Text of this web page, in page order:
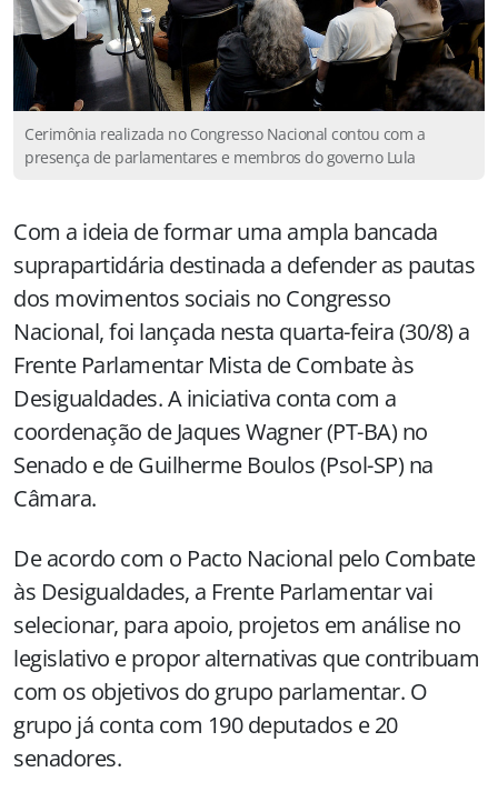
Cerimônia realizada no Congresso Nacional contou com a
presença de parlamentares e membros do governo Lula
Com a ideia de formar uma ampla bancada
suprapartidária destinada a defender as pautas
dos movimentos sociais no Congresso
Nacional, foi lançada nesta quarta-feira (30/8) a
Frente Parlamentar Mista de Combate às
Desigualdades. A iniciativa conta com a
coordenação de Jaques Wagner (PT-BA) no
Senado e de Guilherme Boulos (Psol-SP) na
Câmara.
De acordo com o Pacto Nacional pelo Combate
às Desigualdades, a Frente Parlamentar vai
selecionar, para apoio, projetos em análise no
legislativo e propor alternativas que contribuam
com os objetivos do grupo parlamentar. O
grupo já conta com 190 deputados e 20
senadores.